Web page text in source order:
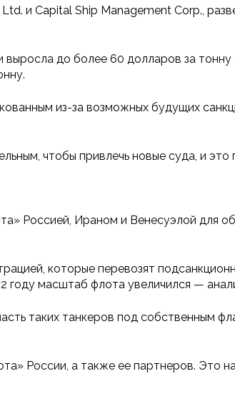
и Capital Ship Management Corp.,
до более 60 долларов за
из-за возможных будущих
чтобы привлечь новые суда, и
Россией, Ираном и Венесуэлой для
которые перевозят
масштаб флота увеличился —
таких танкеров под собственным
России, а также ее партнеров. Это